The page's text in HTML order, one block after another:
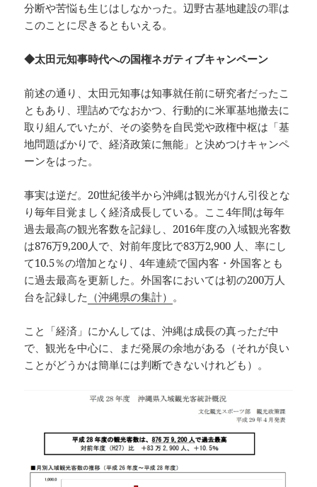
分断や苦悩も生じはしなかった。辺野古基地建設の罪は
このことに尽きるともいえる。
◆太田元知事時代への国権ネガティブキャンペーン
前述の通り、太田元知事は知事就任前に研究者だったこ
ともあり、理詰めでなおかつ、行動的に米軍基地撤去に
取り組んでいたが、その姿勢を自民党や政権中枢は「基
地問題ばかりで、経済政策に無能」と決めつけキャンペ
ーンをはった。
事実は逆だ。20世紀後半から沖縄は観光がけん引役とな
り毎年目覚ましく経済成長している。ここ4年間は毎年
過去最高の観光客数を記録し、2016年度の入域観光客数
は876万9,200人で、対前年度比で83万2,900 人、率にし
て10.5％の増加となり、4年連続で国内客・外国客とも
に過去最高を更新した。外国客においては初の200万人
台を記録した （沖縄県の集計） 。
こと「経済」にかんしては、沖縄は成長の真っただ中
で、観光を中心に、まだ発展の余地がある（それが良い
ことがどうかは簡単には判断できないけれども）。